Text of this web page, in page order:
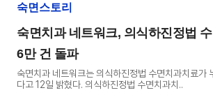
숙면스토리
숙면치과 네트워크, 의식하진정법
6만 건 돌파
숙면치과 네트워크는 의식하진정법 수면치과치료가
다고 12일 밝혔다. 의식하진정법 수면치과치..